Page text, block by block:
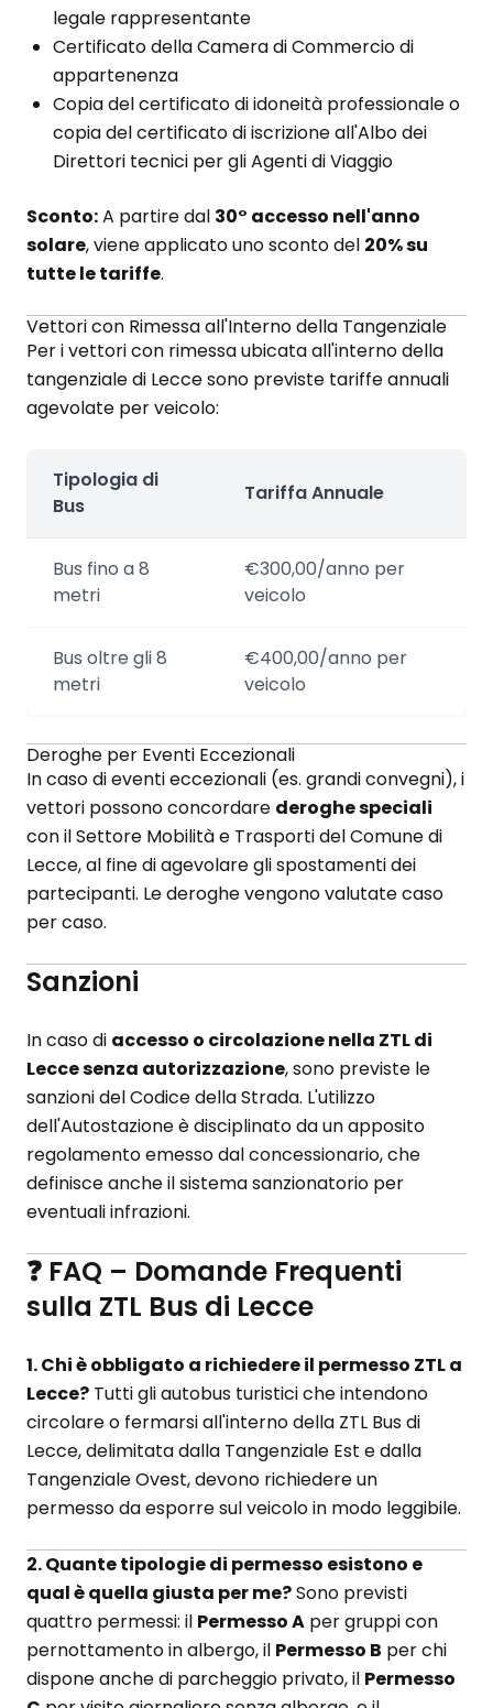
legale rappresentante
Certificato della Camera di Commercio di
appartenenza
Copia del certificato di idoneità professionale o
copia del certificato di iscrizione all'Albo dei
Direttori tecnici per gli Agenti di Viaggio
Sconto:A partire dal 30° accesso nell'anno
solare, viene applicato uno sconto del 20% su
tutte le tariffe.
Vettori con Rimessa all'Interno della Tangenziale
Per i vettori con rimessa ubicata all'interno della
tangenziale di Lecce sono previste tariffe annuali
agevolate per veicolo:
Tipologia di
Bus
Tariffa Annuale
Bus fino a 8
metri
€300,00/anno per
veicolo
Bus oltre gli 8
metri
€400,00/anno per
veicolo
Deroghe per Eventi Eccezionali
In caso di eventi eccezionali (es. grandi convegni), i
vettori possono concordare deroghe speciali
con il Settore Mobilità e Trasporti del Comune di
Lecce, al fine di agevolare gli spostamenti dei
partecipanti. Le deroghe vengono valutate caso
per caso.
Sanzioni
In caso di accesso o circolazione nella ZTL di
Lecce senza autorizzazione, sono previste le
sanzioni del Codice della Strada. L'utilizzo
dell'Autostazione è disciplinato da un apposito
regolamento emesso dal concessionario, che
definisce anche il sistema sanzionatorio per
eventuali infrazioni.
❓ FAQ – Domande Frequenti
sulla ZTL Bus di Lecce
1. Chi è obbligato a richiedere il permesso ZTL a
Lecce? Tutti gli autobus turistici che intendono
circolare o fermarsi all'interno della ZTL Bus di
Lecce, delimitata dalla Tangenziale Est e dalla
Tangenziale Ovest, devono richiedere un
permesso da esporre sul veicolo in modo leggibile.
2. Quante tipologie di permesso esistono e
qual è quella giusta per me?Sono previsti
quattro permessi: il Permesso A per gruppi con
pernottamento in albergo, il Permesso B per chi
dispone anche di parcheggio privato, il Permesso